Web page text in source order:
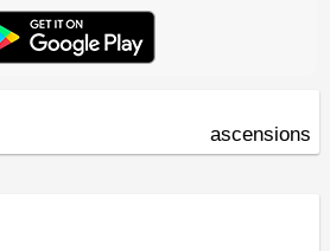
ascensions